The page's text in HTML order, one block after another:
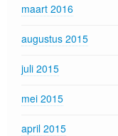
maart 2016
augustus 2015
juli 2015
mei 2015
april 2015